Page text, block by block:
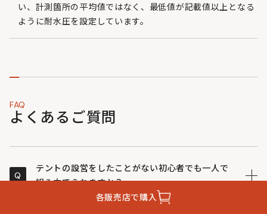
各販売店で購入
い、計測箇所の平均値ではなく、最低値が記載値以上となる
ように耐水圧を設定しています。
FAQ
よくあるご質問
Q
テントの設営をしたことがない初心者でも一人で
組み立てられますか？